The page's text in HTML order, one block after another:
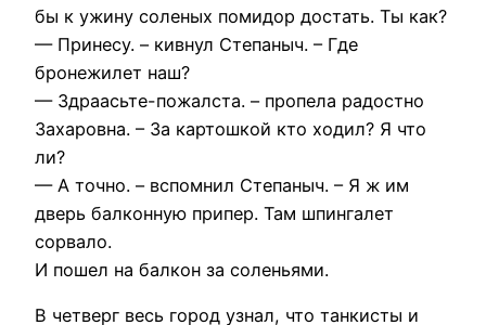
бы к ужину соленых помидор достать. Ты как?
— Принесу. – кивнул Степаныч. – Где
бронежилет наш?
— Здраасьте-пожалста. – пропела радостно
Захаровна. – За картошкой кто ходил? Я что
ли?
— А точно. – вспомнил Степаныч. – Я ж им
дверь балконную припер. Там шпингалет
сорвало.
И пошел на балкон за соленьями.
В четверг весь город узнал, что танкисты и